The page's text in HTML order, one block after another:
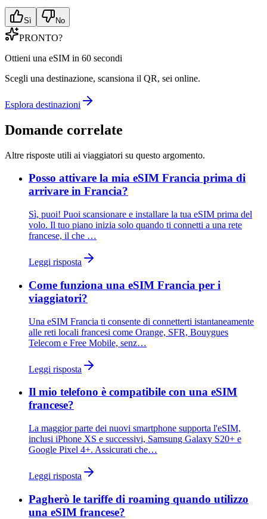
Sì No
PRONTO?
Ottieni una eSIM in 60 secondi
Scegli una destinazione, scansiona il QR, sei online.
Esplora destinazioni
Domande correlate
Altre risposte utili ai viaggiatori su questo argomento.
Posso attivare la mia eSIM Francia prima di
arrivare in Francia?
Sì, puoi! Puoi scansionare e installare la tua eSIM prima del
volo. Il tuo piano inizia solo quando ti connetti a una rete
francese, il che …
Leggi risposta
Come funziona una eSIM Francia per i
viaggiatori?
Una eSIM Francia ti consente di connetterti istantaneamente
alle reti locali francesi come Orange, SFR, Bouygues
Telecom e Free Mobile, senz…
Leggi risposta
Il mio telefono è compatibile con una eSIM
francese?
La maggior parte dei nuovi smartphone supporta l'eSIM,
inclusi iPhone XS e successivi, Samsung Galaxy S20+ e
Google Pixel 4+. Assicurati che…
Leggi risposta
Pagherò le tariffe di roaming quando utilizzo
una eSIM francese?